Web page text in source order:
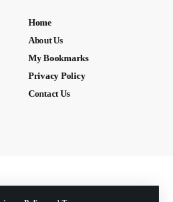
Home
About Us
My Bookmarks
Privacy Policy
Contact Us